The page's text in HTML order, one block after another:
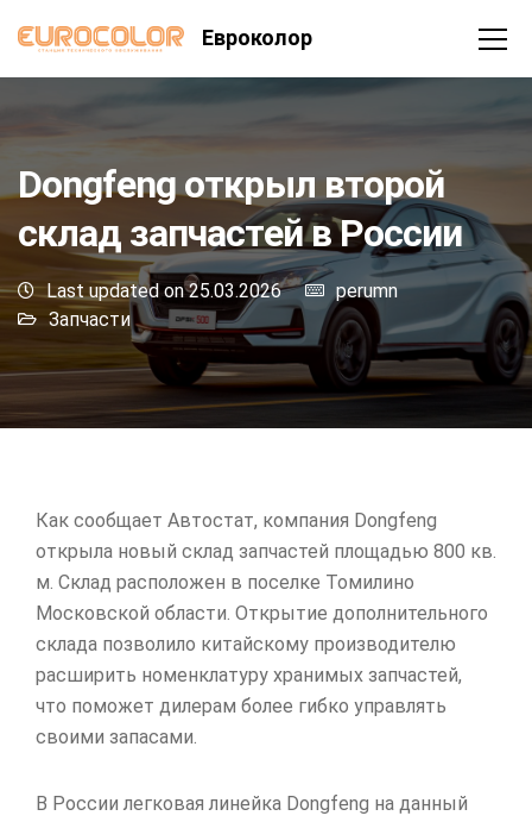
Евроколор
Dongfeng открыл второй
склад запчастей в России
Last updated on 25.03.2026
perumn
Запчасти
Как сообщает Автостат, компания Dongfeng
открыла новый склад запчастей площадью 800 кв.
м. Склад расположен в поселке Томилино
Московской области. Открытие дополнительного
склада позволило китайскому производителю
расширить номенклатуру хранимых запчастей,
что поможет дилерам более гибко управлять
своими запасами.
В России легковая линейка Dongfeng на данный